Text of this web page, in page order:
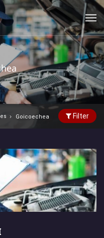
Goicoechea Filter